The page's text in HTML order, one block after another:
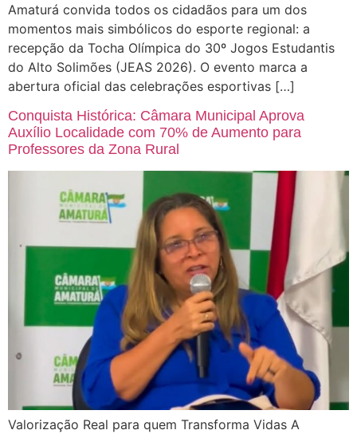
Amaturá convida todos os cidadãos para um dos
momentos mais simbólicos do esporte regional: a
recepção da Tocha Olímpica do 30º Jogos Estudantis
do Alto Solimões (JEAS 2026). O evento marca a
abertura oficial das celebrações esportivas […]
Conquista Histórica: Câmara Municipal Aprova
Auxílio Localidade com 70% de Aumento para
Professores da Zona Rural
Valorização Real para quem Transforma Vidas A